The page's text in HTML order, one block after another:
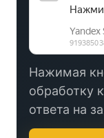
Нажимая
обработку
ответа на